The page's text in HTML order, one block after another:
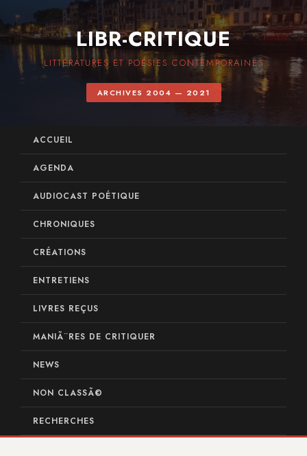
LIBR-CRITIQUE
LITTÉRATURES ET POÉSIES CONTEMPORAINES
ARCHIVES 2004 — 2021
ACCUEIL
AGENDA
AUDIOCAST POÉTIQUE
CHRONIQUES
CRÉATIONS
ENTRETIENS
LIVRES REÇUS
MANIÃ¨RES DE CRITIQUER
NEWS
NON CLASSÃ©
RECHERCHES